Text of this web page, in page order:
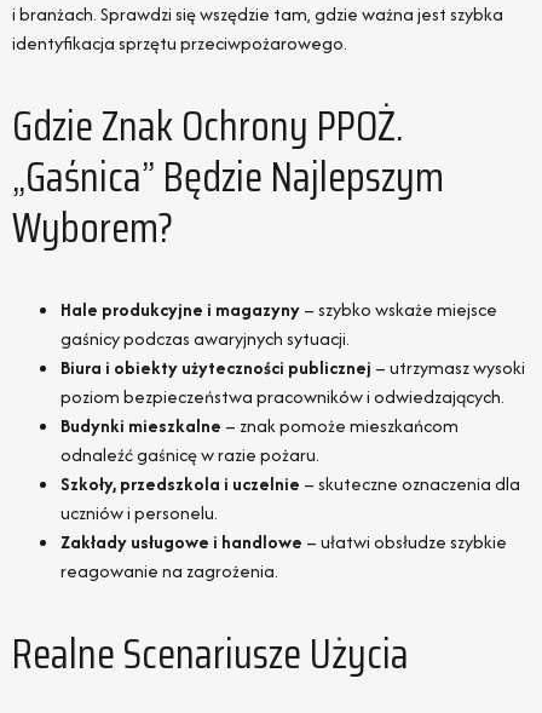
i branżach. Sprawdzi się wszędzie tam, gdzie ważna jest szybka
identyfikacja sprzętu przeciwpożarowego.
Gdzie Znak Ochrony PPOŻ.
„Gaśnica” Będzie Najlepszym
Wyborem?
Hale produkcyjne i magazyny– szybko wskaże miejsce
gaśnicy podczas awaryjnych sytuacji.
Biura i obiekty użyteczności publicznej – utrzymasz wysoki
poziom bezpieczeństwa pracowników i odwiedzających.
Budynki mieszkalne – znak pomoże mieszkańcom
odnaleźć gaśnicę w razie pożaru.
Szkoły, przedszkola i uczelnie – skuteczne oznaczenia dla
uczniów i personelu.
Zakłady usługowe i handlowe – ułatwi obsłudze szybkie
reagowanie na zagrożenia.
Realne Scenariusze Użycia